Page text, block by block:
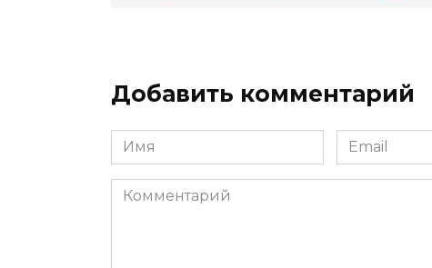
Добавить комментарий
Имя Email
Комментарий